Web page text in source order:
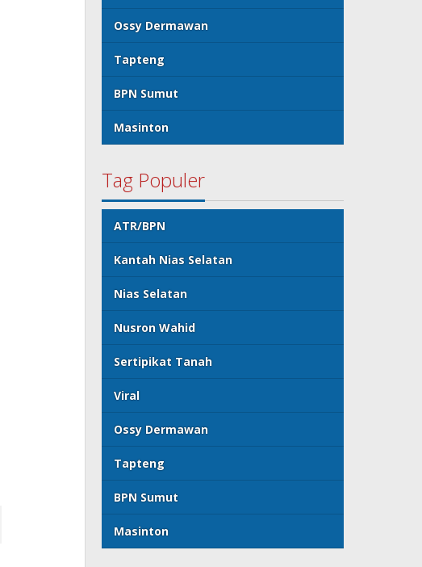
Ossy Dermawan
Tapteng
BPN Sumut
Masinton
Tag Populer
ATR/BPN
Kantah Nias Selatan
Nias Selatan
Nusron Wahid
Sertipikat Tanah
Viral
Ossy Dermawan
Tapteng
BPN Sumut
Masinton